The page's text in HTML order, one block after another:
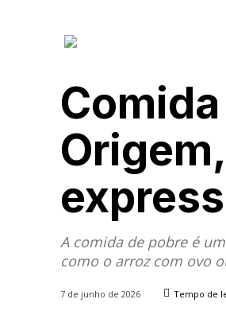
A comida de pobre é
como o arroz com ovo
7 de junho de 2026 Tempo de